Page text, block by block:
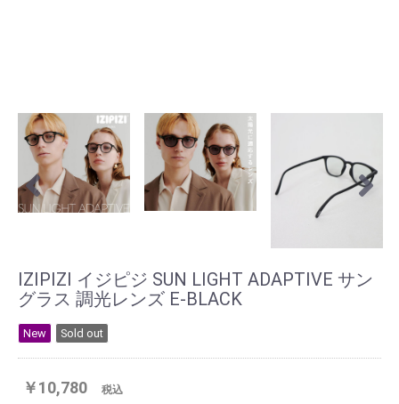
IZIPIZI イジピジ SUN LIGHT ADAPTIVE サン
グラス 調光レンズ E-BLACK
New Sold out
￥10,780 税込